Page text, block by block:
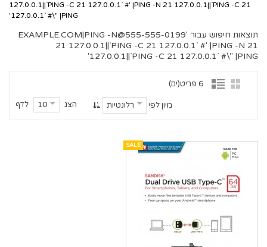
127.0.0.1||`PING -C 21 127.0.0.1` #' |PING -N 21 127.0.0.1||`PING -C 21
127.0.0.1` #\" |PING'
תוצאות חיפוש עבור '555-555-0199@EXAMPLE.COM
|PING -N
21 127.0.0.1||`PING -C 21 127.0.0.1` #' |PING -N 21
127.0.0.1||`PING -C 21 127.0.0.1` #\" |PING'
6 פריט(ים)
הצג 10 לדף מיון לפי רלונטיות
SALE